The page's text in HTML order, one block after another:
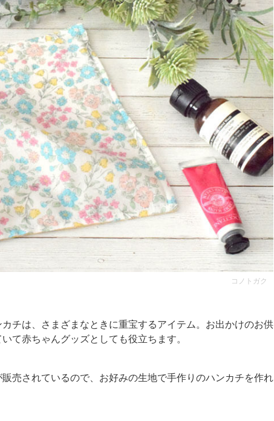
コノトガク
チは、さまざまなときに重宝するアイテム。お出かけのお供
て赤ちゃんグッズとしても役立ちます。
売されているので、お好みの生地で手作りのハンカチを作れ